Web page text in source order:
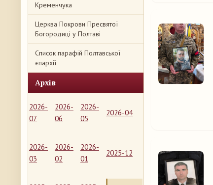
Кременчука
Церква Покрови Пресвятої
Богородиці у Полтаві
Список парафій Полтавської
єпархії
Архів
2026-
07
2026-
06
2026-
05
2026-04
2026-
03
2026-
02
2026-
01
2025-12